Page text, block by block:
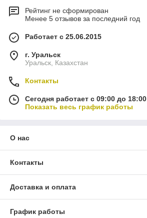
Рейтинг не сформирован
Менее 5 отзывов за последний год
Работает с 25.06.2015
г. Уральск
Уральск, Казахстан
Контакты
Сегодня работает с 09:00 до 18:00
Показать весь график работы
О нас
Контакты
Доставка и оплата
График работы